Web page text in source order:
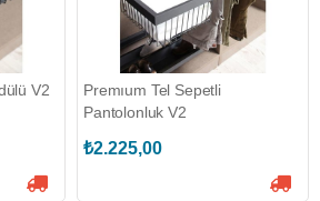
Premıum Tel Sepet Modülü V2
Premıum Tel Sepetli
Pantolonluk V2
₺2.225,00